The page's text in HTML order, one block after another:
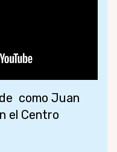
como Juan
el Centro